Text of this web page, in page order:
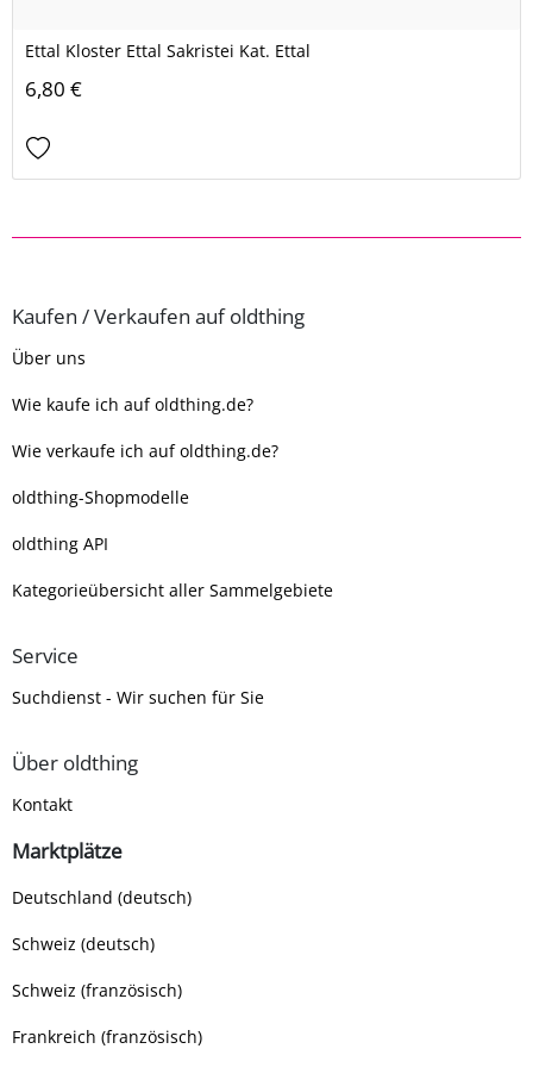
Ettal Kloster Ettal Sakristei Kat. Ettal
6,80 €
Kaufen / Verkaufen auf oldthing
Über uns
Wie kaufe ich auf oldthing.de?
Wie verkaufe ich auf oldthing.de?
oldthing-Shopmodelle
oldthing API
Kategorieübersicht aller Sammelgebiete
Service
Suchdienst - Wir suchen für Sie
Über oldthing
Kontakt
Marktplätze
Deutschland (deutsch)
Schweiz (deutsch)
Schweiz (französisch)
Frankreich (französisch)